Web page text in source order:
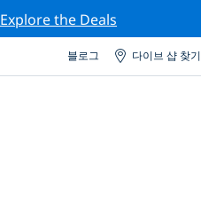
Explore the Deals
블로그 다이브 샵 찾기